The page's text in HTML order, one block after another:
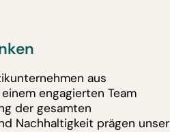
aus
engagierten Team
der gesamten
Nachhaltigkeit prägen unser